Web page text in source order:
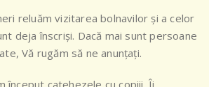
reluăm vizitarea bolnavilor și a celor
deja înscriși. Dacă mai sunt persoane
Vă rugăm să ne anunțați.